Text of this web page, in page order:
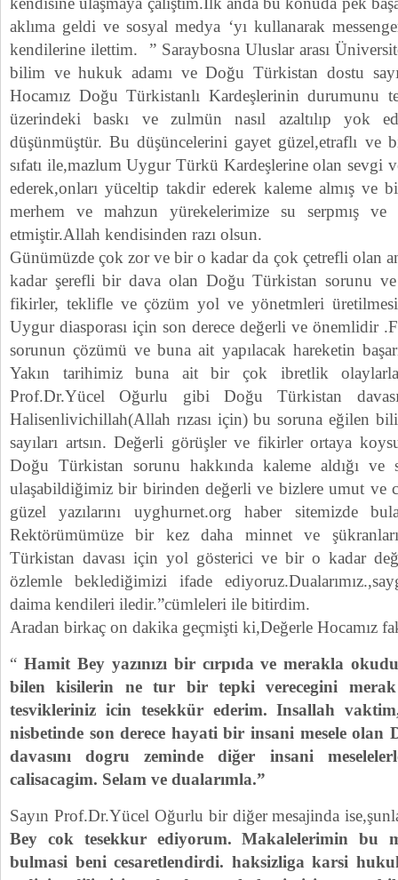
aklıma geldi ve sosyal medya ‘yı kullanarak
kendilerine ilettim. ” Saraybosna Uluslar arası
bilim ve hukuk adamı ve Doğu Türkistan dostu
Hocamız Doğu Türkistanlı Kardeşlerinin durumunu
üzerindeki baskı ve zulmün nasıl azaltılıp yok
düşünmüştür. Bu düşüncelerini gayet güzel,etraflı ve
sıfatı ile,mazlum Uygur Türkü Kardeşlerine olan sevgi
ederek,onları yüceltip takdir ederek kaleme almış ve
merhem ve mahzun yürekelerimize su serpmış ve
etmiştir.Allah kendisinden razı olsun.
Günümüzde çok zor ve bir o kadar da çok çetrefli olan
kadar şerefli bir dava olan Doğu Türkistan sorunu
fikirler, teklifle ve çözüm yol ve yönetmleri
Uygur diasporası için son derece değerli ve önemlidir
sorunun çözümü ve buna ait yapılacak hareketin
Yakın tarihimiz buna ait bir çok ibretlik
Prof.Dr.Yücel Oğurlu gibi Doğu Türkistan
Halisenlivichillah(Allah rızası için) bu soruna eğilen
sayıları artsın. Değerli görüşler ve fikirler ortaya
Doğu Türkistan sorunu hakkında kaleme aldığı ve
ulaşabildiğimiz bir birinden değerli ve bizlere umut ve
güzel yazılarını uyghurnet.org haber sitemizde
Rektörümümüze bir kez daha minnet ve
Türkistan davası için yol gösterici ve bir o kadar
özlemle beklediğimizi ifade
daima kendileri iledir.”cümleleri ile bitirdim.
Aradan birkaç on dakika geçmişti ki,Değerle Hocamız
“ Hamit Bey yazınızı bir cırpıda ve merakla
bilen kisilerin ne tur bir tepki verecegini
tesvikleriniz icin tesekkür ederim. Insallah
nisbetinde son derece hayati bir insani mesele olan
davasını dogru zeminde diğer insani
calisacagim. Selam ve dualarımla.”
Sayın Prof.Dr.Yücel Oğurlu bir diğer mesajinda
Bey cok tesekkur ediyorum. Makalelerimin bu
bulmasi beni cesaretlendirdi. haksizliga karsi